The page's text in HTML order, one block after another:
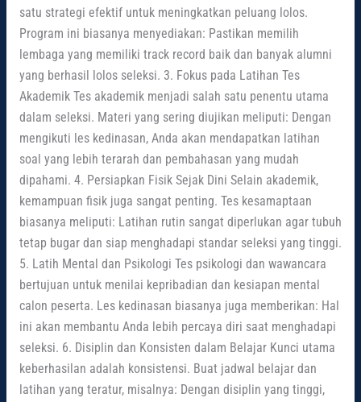
satu strategi efektif untuk meningkatkan peluang lolos.
Program ini biasanya menyediakan: Pastikan memilih
lembaga yang memiliki track record baik dan banyak alumni
yang berhasil lolos seleksi. 3. Fokus pada Latihan Tes
Akademik Tes akademik menjadi salah satu penentu utama
dalam seleksi. Materi yang sering diujikan meliputi: Dengan
mengikuti les kedinasan, Anda akan mendapatkan latihan
soal yang lebih terarah dan pembahasan yang mudah
dipahami. 4. Persiapkan Fisik Sejak Dini Selain akademik,
kemampuan fisik juga sangat penting. Tes kesamaptaan
biasanya meliputi: Latihan rutin sangat diperlukan agar tubuh
tetap bugar dan siap menghadapi standar seleksi yang tinggi.
5. Latih Mental dan Psikologi Tes psikologi dan wawancara
bertujuan untuk menilai kepribadian dan kesiapan mental
calon peserta. Les kedinasan biasanya juga memberikan: Hal
ini akan membantu Anda lebih percaya diri saat menghadapi
seleksi. 6. Disiplin dan Konsisten dalam Belajar Kunci utama
keberhasilan adalah konsistensi. Buat jadwal belajar dan
latihan yang teratur, misalnya: Dengan disiplin yang tinggi,